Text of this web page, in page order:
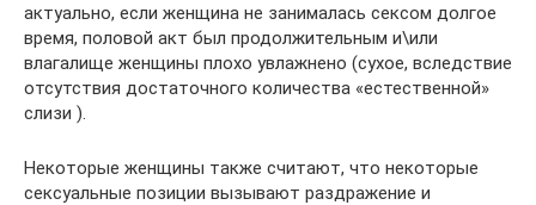
актуально, если женщина не занималась сексом долгое
время, половой акт был продолжительным и\или
влагалище женщины плохо увлажнено (сухое, вследствие
отсутствия достаточного количества «естественной»
слизи ).
Некоторые женщины также считают, что некоторые
сексуальные позиции вызывают раздражение и